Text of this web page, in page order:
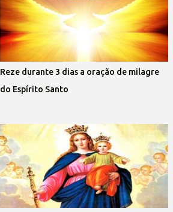
Reze durante 3 dias a oração de milagre
do Espírito Santo